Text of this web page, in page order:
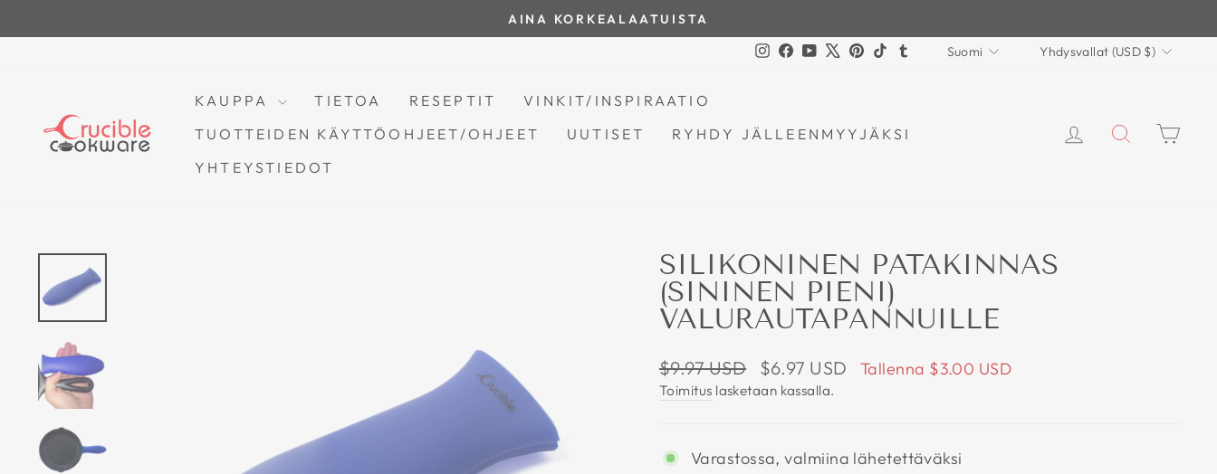
sisältöön
Pysäytä
AINA KORKEALAATUISTA
Instagram
Facebook
YouTube
X Pinterest
TikTokTumblrKIELI
Suomi VALUUTTA
Yhdysvallat (USD $)
KAUPPA TIETOA RESEPTIT
VINKIT/INSPIRAATIO
TUOTTEIDEN KÄYTTÖOHJEET/OHJEET
UUTISET
RYHDY JÄLLEENMYYJÄKSI
YHTEYSTIEDOT
KIRJAUDU
HAKU
SILIKONINEN PATAKINNAS
(SININEN PIENI)
VALURAUTAPANNUILLE
Normaali
hinta
$9.97 USD Alennushinta
$6.97 USD Tallenna $3.00 USD
Toimitus lasketaan kassalla.
Varastossa, valmiina lähetettäväksi